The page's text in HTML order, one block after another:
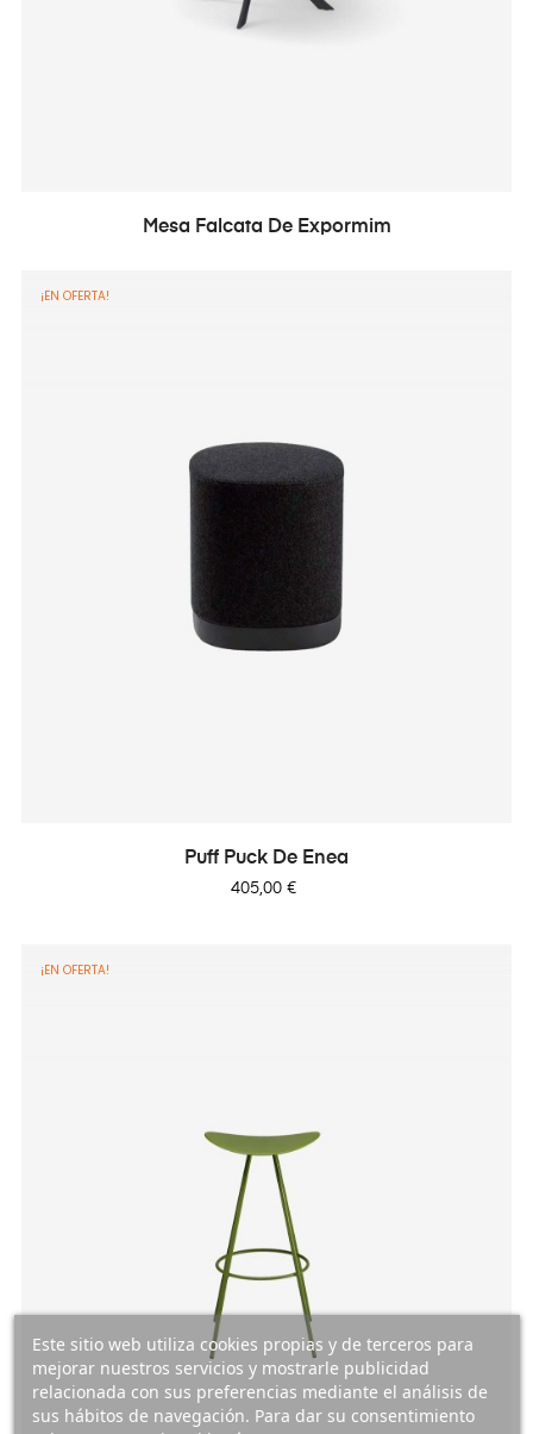
Mesa Falcata De Expormim
¡EN OFERTA!
Puff Puck De Enea
Precio
405,00 €
¡EN OFERTA!
Este sitio web utiliza cookies propias y de terceros para
mejorar nuestros servicios y mostrarle publicidad
relacionada con sus preferencias mediante el análisis de
sus hábitos de navegación. Para dar su consentimiento